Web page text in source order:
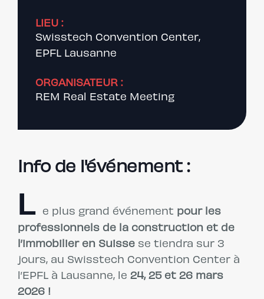
LIEU :
Swisstech Convention Center,
EPFL Lausanne
ORGANISATEUR :
REM Real Estate Meeting
Info de l'événement :
L e plus grand événement pour les
professionnels de la construction et de
l’immobilier en Suisse se tiendra sur 3
jours, au Swisstech Convention Center à
l’EPFL à Lausanne, le 24, 25 et 26 mars
2026 !